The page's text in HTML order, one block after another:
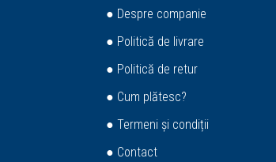
● Despre companie
● Politică de livrare
● Politică de retur
● Cum plătesc?
● Termeni și condiții
● Contact